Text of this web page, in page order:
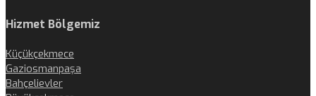
Hizmet Bölgemiz
Küçükçekmece
Gaziosmanpaşa
Bahçelievler